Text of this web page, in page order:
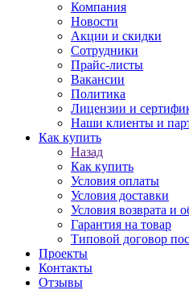
Компания
Новости
Акции и скидки
Сотрудники
Прайс-листы
Вакансии
Политика
Лицензии и
Наши клиенты и
Как купить
Назад
Как купить
Условия оплаты
Условия доставки
Условия возврата и
Гарантия на товар
Типовой договор
Проекты
Контакты
Отзывы